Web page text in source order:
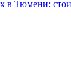
в Тюмени: